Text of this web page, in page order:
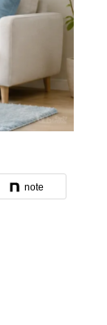
note